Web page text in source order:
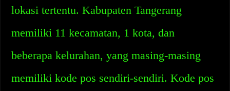
lokasi tertentu. Kabupaten Tangerang
memiliki 11 kecamatan, 1 kota, dan
beberapa kelurahan, yang masing-masing
memiliki kode pos sendiri-sendiri. Kode pos